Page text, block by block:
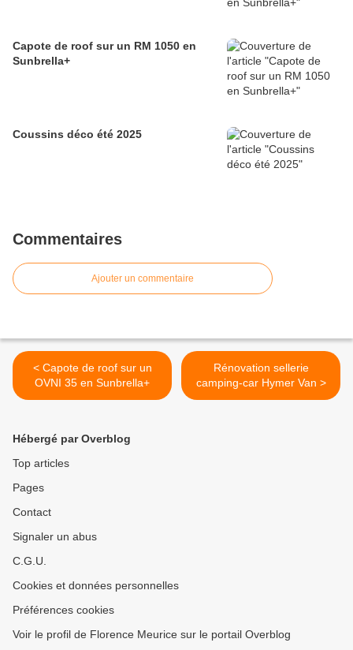
Capote de roof sur un RM 1050 en
Sunbrella+
Coussins déco été 2025
Commentaires
Ajouter un commentaire
< Capote de roof sur un
OVNI 35 en Sunbrella+
Rénovation sellerie
camping-car Hymer Van >
Hébergé par Overblog
Top articles
Pages
Contact
Signaler un abus
C.G.U.
Cookies et données personnelles
Préférences cookies
Voir le profil de Florence Meurice sur le portail Overblog